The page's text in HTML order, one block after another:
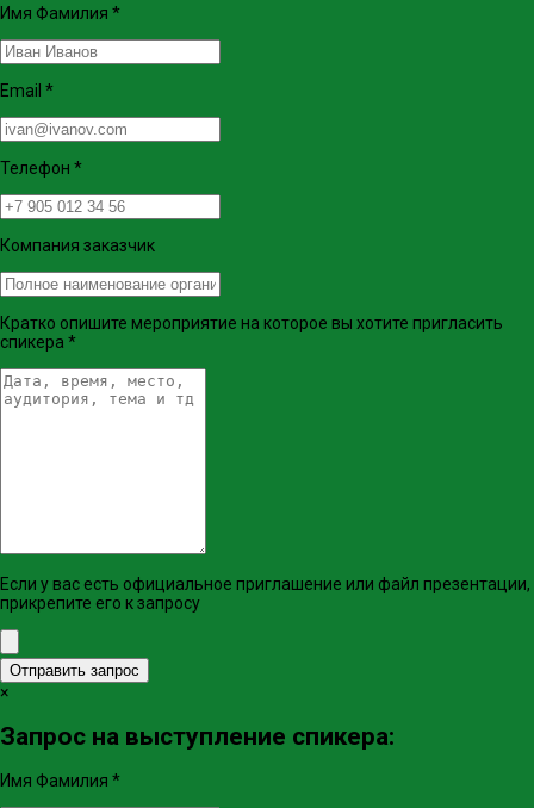
Имя Фамилия *
Email *
Телефон *
Компания заказчик
Кратко опишите мероприятие на которое вы хотите пригласить
спикера *
Если у вас есть официальное приглашение или файл презентации,
прикрепите его к запросу
Отправить запрос
×
Запрос на выступление спикера:
Имя Фамилия *